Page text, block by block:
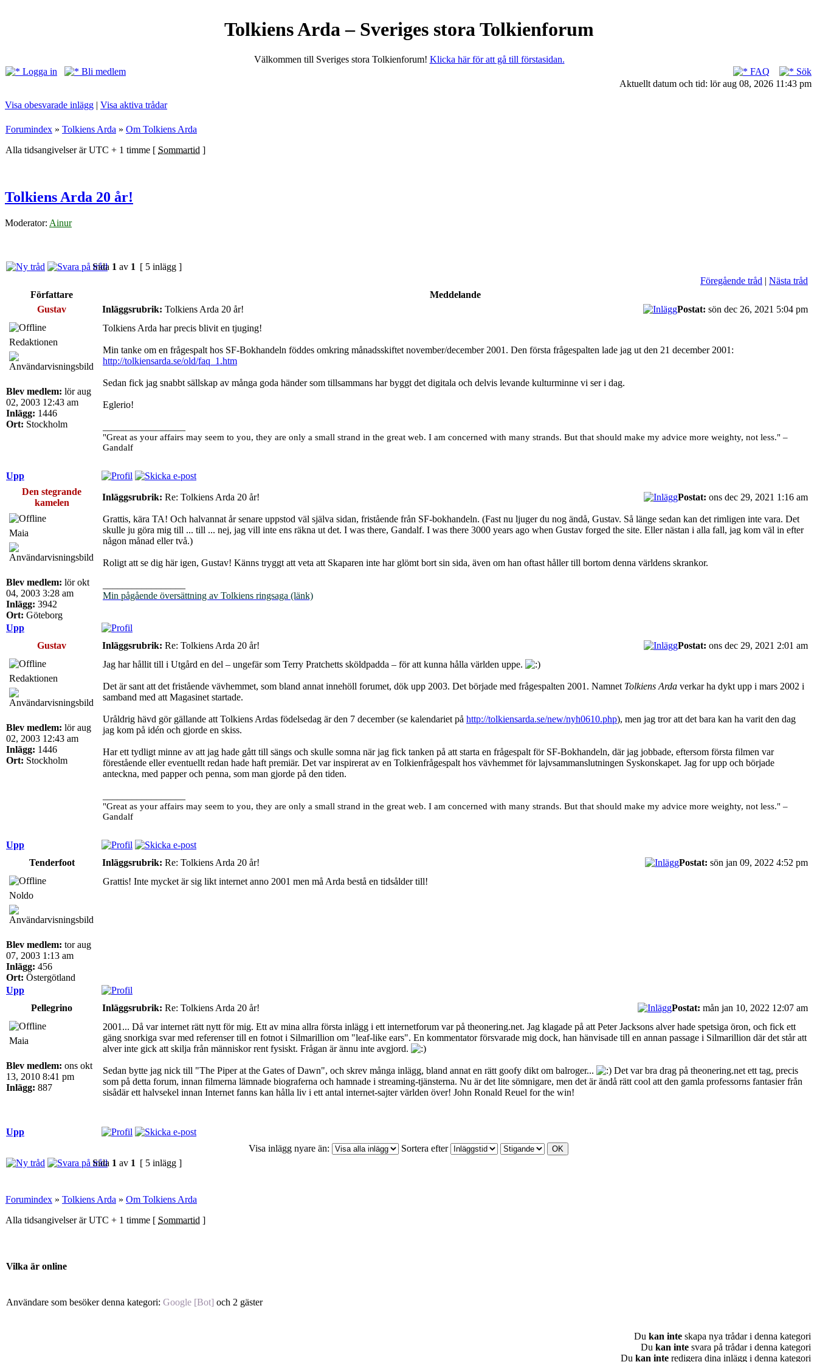
Tolkiens Arda – Sveriges stora Tolkienforum
Välkommen till Sveriges stora Tolkienforum! Klicka här för att gå till förstasidan.
Logga in
Bli medlem FAQ
Sök
Aktuellt datum och tid: lör aug 08, 2026 11:43 pm
Visa obesvarade inlägg | Visa aktiva trådar
Forumindex » Tolkiens Arda » Om Tolkiens Arda
Alla tidsangivelser är UTC + 1 timme [ Sommartid ]
Tolkiens Arda 20 år!
Moderator: Ainur
Sida 1 av 1 [ 5 inlägg ]
Föregående tråd | Nästa tråd
Författare
Meddelande
Gustav
Inläggsrubrik: Tolkiens Arda 20 år! Postat: sön dec 26, 2021 5:04 pm
Redaktionen
Blev medlem: lör aug
02, 2003 12:43 am
Inlägg: 1446
Ort: Stockholm
Tolkiens Arda har precis blivit en tjuging!
Min tanke om en frågespalt hos SF-Bokhandeln föddes omkring månadsskiftet november/december 2001. Den första frågespalten lade jag ut den 21 december 2001:
http://tolkiensarda.se/old/faq_1.htm
Sedan fick jag snabbt sällskap av många goda händer som tillsammans har byggt det digitala och delvis levande kulturminne vi ser i dag.
Eglerio!
"Great as your affairs may seem to you, they are only a small strand in the great web. I am concerned with many strands. But that should make my advice more weighty, not less." –
Gandalf
Upp
Den stegrande
kamelen
Inläggsrubrik: Re: Tolkiens Arda 20 år! Postat: ons dec 29, 2021 1:16 am
Maia
Blev medlem: lör okt
04, 2003 3:28 am
Inlägg: 3942
Ort: Göteborg
Grattis, kära TA! Och halvannat år senare uppstod väl själva sidan, fristående från SF-bokhandeln. (Fast nu ljuger du nog ändå, Gustav. Så länge sedan kan det rimligen inte vara. Det
skulle ju göra mig till ... till ... nej, jag vill inte ens räkna ut det. I was there, Gandalf. I was there 3000 years ago when Gustav forged the site. Eller nästan i alla fall, jag kom väl in efter
någon månad eller två.)
Roligt att se dig här igen, Gustav! Känns tryggt att veta att Skaparen inte har glömt bort sin sida, även om han oftast håller till bortom denna världens skrankor.
Min pågående översättning av Tolkiens ringsaga (länk)
Upp
Gustav
Inläggsrubrik: Re: Tolkiens Arda 20 år! Postat: ons dec 29, 2021 2:01 am
Redaktionen
Blev medlem: lör aug
02, 2003 12:43 am
Inlägg: 1446
Ort: Stockholm
Jag har hållit till i Utgård en del – ungefär som Terry Pratchetts sköldpadda – för att kunna hålla världen uppe.
Det är sant att det fristående vävhemmet, som bland annat innehöll forumet, dök upp 2003. Det började med frågespalten 2001. Namnet Tolkiens Arda verkar ha dykt upp i mars 2002 i
samband med att Magasinet startade.
Uråldrig hävd gör gällande att Tolkiens Ardas födelsedag är den 7 december (se kalendariet på http://tolkiensarda.se/new/nyh0610.php), men jag tror att det bara kan ha varit den dag
jag kom på idén och gjorde en skiss.
Har ett tydligt minne av att jag hade gått till sängs och skulle somna när jag fick tanken på att starta en frågespalt för SF-Bokhandeln, där jag jobbade, eftersom första filmen var
förestående eller eventuellt redan hade haft premiär. Det var inspirerat av en Tolkienfrågespalt hos vävhemmet för lajvsammanslutningen Syskonskapet. Jag for upp och började
anteckna, med papper och penna, som man gjorde på den tiden.
"Great as your affairs may seem to you, they are only a small strand in the great web. I am concerned with many strands. But that should make my advice more weighty, not less." –
Gandalf
Upp
Tenderfoot
Inläggsrubrik: Re: Tolkiens Arda 20 år! Postat: sön jan 09, 2022 4:52 pm
Noldo
Blev medlem: tor aug
07, 2003 1:13 am
Inlägg: 456
Ort: Östergötland
Grattis! Inte mycket är sig likt internet anno 2001 men må Arda bestå en tidsålder till!
Upp
Pellegrino
Inläggsrubrik: Re: Tolkiens Arda 20 år! Postat: mån jan 10, 2022 12:07 am
Maia
Blev medlem: ons okt
13, 2010 8:41 pm
Inlägg: 887
2001... Då var internet rätt nytt för mig. Ett av mina allra första inlägg i ett internetforum var på theonering.net. Jag klagade på att Peter Jacksons alver hade spetsiga öron, och fick ett
gäng snorkiga svar med referenser till en fotnot i Silmarillion om "leaf-like ears". En kommentator försvarade mig dock, han hänvisade till en annan passage i Silmarillion där det står att
alver inte gick att skilja från människor rent fysiskt. Frågan är ännu inte avgjord.
Sedan bytte jag nick till "The Piper at the Gates of Dawn", och skrev många inlägg, bland annat en rätt goofy dikt om balroger...
Det var bra drag på theonering.net ett tag, precis
som på detta forum, innan filmerna lämnade biograferna och hamnade i streaming-tjänsterna. Nu är det lite sömnigare, men det är ändå rätt cool att den gamla professorns fantasier från
sisådär ett halvsekel innan Internet fanns kan hålla liv i ett antal internet-sajter världen över! John Ronald Reuel for the win!
Upp
Visa inlägg nyare än:
Sortera efter
Sida 1 av 1 [ 5 inlägg ]
Forumindex » Tolkiens Arda » Om Tolkiens Arda
Alla tidsangivelser är UTC + 1 timme [ Sommartid ]
Vilka är online
Användare som besöker denna kategori: Google [Bot] och 2 gäster
Du kan inte skapa nya trådar i denna kategori
Du kan inte svara på trådar i denna kategori
Du kan inte redigera dina inlägg i denna kategori